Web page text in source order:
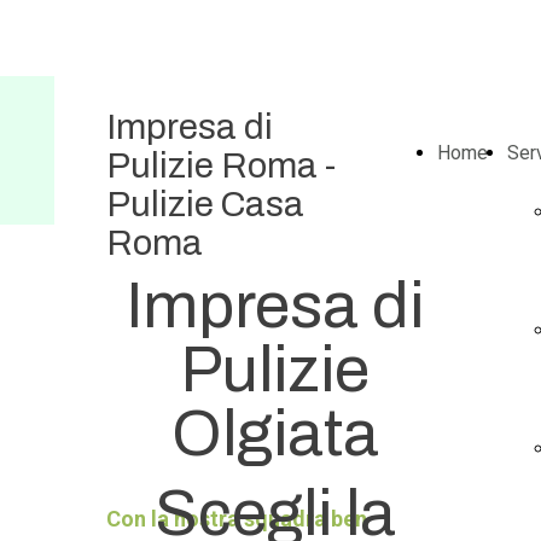
Home
Impresa di
Pulizie Roma -
Pulizie Casa
Roma
Impresa di
Pulizie
Olgiata
Scegli la
Con la nostra squadra ben